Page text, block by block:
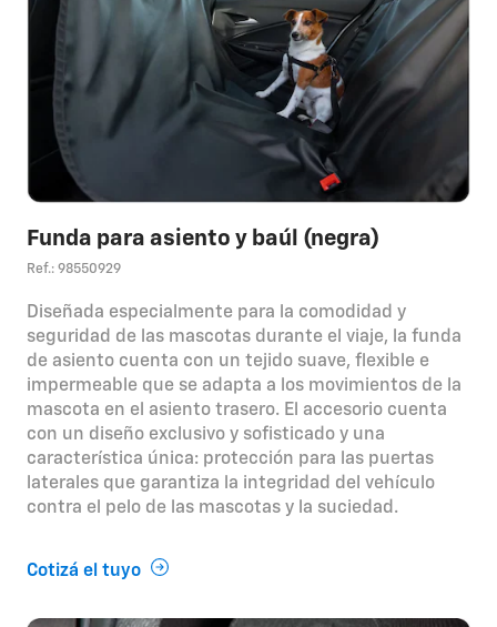
Funda para asiento y baúl (negra)
Ref.: 98550929
Diseñada especialmente para la comodidad y
seguridad de las mascotas durante el viaje, la funda
de asiento cuenta con un tejido suave, flexible e
impermeable que se adapta a los movimientos de la
mascota en el asiento trasero. El accesorio cuenta
con un diseño exclusivo y sofisticado y una
característica única: protección para las puertas
laterales que garantiza la integridad del vehículo
contra el pelo de las mascotas y la suciedad.
Cotizá el tuyo